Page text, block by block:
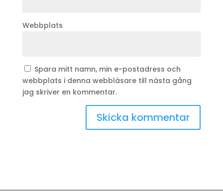
Webbplats
Spara mitt namn, min e-postadress och
webbplats i denna webbläsare till nästa gång
jag skriver en kommentar.